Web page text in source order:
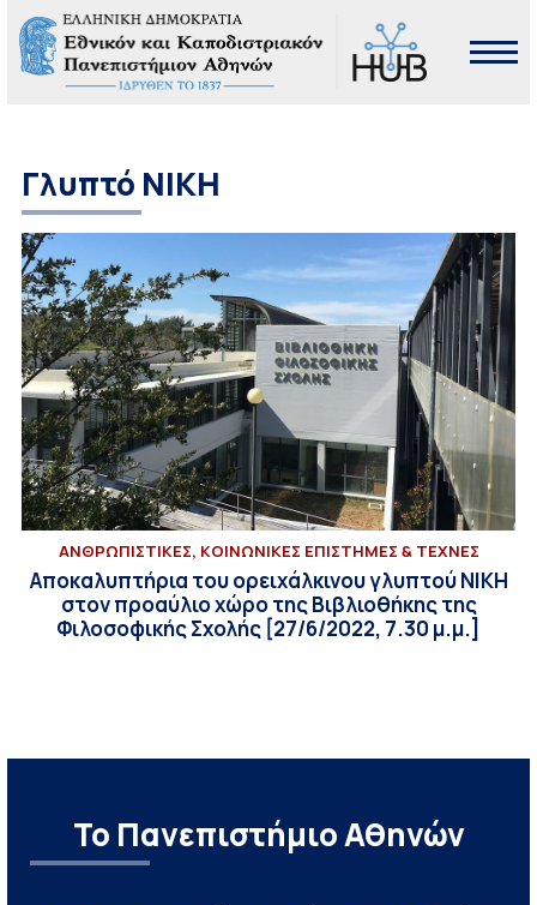
Γλυπτό ΝΙΚΗ
ΑΝΘΡΩΠΙΣΤΙΚΕΣ, ΚΟΙΝΩΝΙΚΕΣ ΕΠΙΣΤΗΜΕΣ & ΤΕΧΝΕΣ
Αποκαλυπτήρια του ορειχάλκινου γλυπτού ΝΙΚΗ
στον προαύλιο χώρο της Βιβλιοθήκης της
Φιλοσοφικής Σχολής [27/6/2022, 7.30 μ.μ.]
Το Πανεπιστήμιο Αθηνών